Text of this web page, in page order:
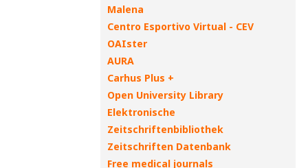
Malena
Centro Esportivo Virtual - CEV
OAIster
AURA
Carhus Plus +
Open University Library
Elektronische
Zeitschriftenbibliothek
Zeitschriften Datenbank
Free medical journals